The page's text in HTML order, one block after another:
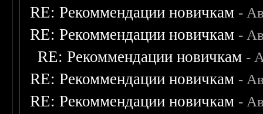
RE: Рекоммендации новичкам -
RE: Рекоммендации новичкам -
RE: Рекоммендации новичкам -
RE: Рекоммендации новичкам -
RE: Рекоммендации новичкам -